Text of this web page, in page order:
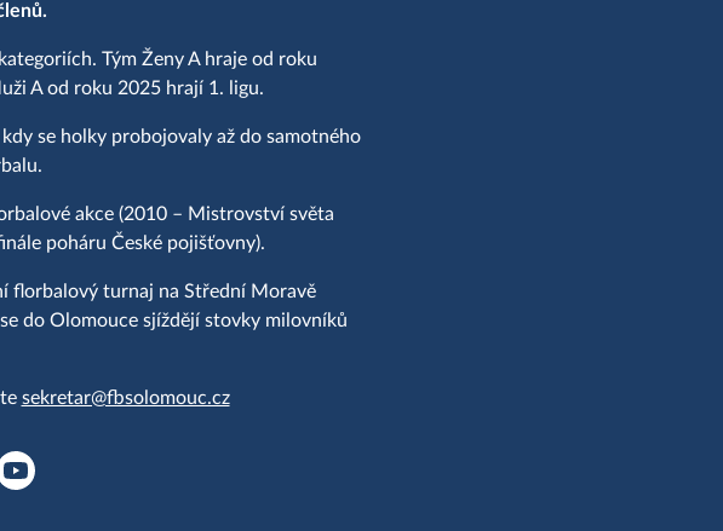
Tým Ženy A hraje od roku
A od roku 2025 hrají 1. ligu.
se holky probojovaly až do samotného
akce (2010 – Mistrovství světa
poháru České pojišťovny).
florbalový turnaj na Střední Moravě
do Olomouce sjíždějí stovky milovníků
sekretar@fbsolomouc.cz